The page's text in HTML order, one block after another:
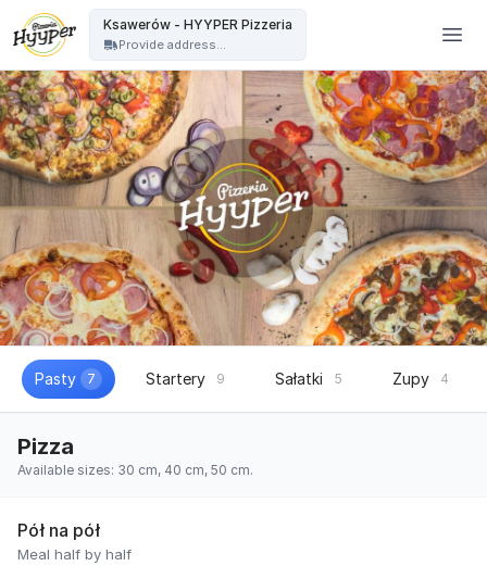
Ksawerów - HYYPER Pizzeria
Provide address...
Pasty 7 Startery 9 Sałatki 5 Zupy 4
Pizza
Available sizes: 30 cm, 40 cm, 50 cm.
Pół na pół
Meal half by half